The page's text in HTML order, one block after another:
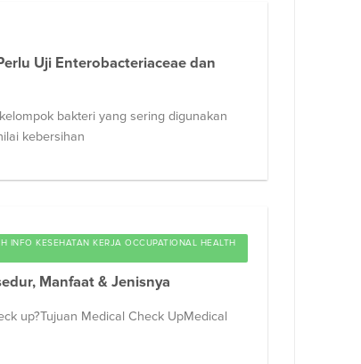
Uji Enterobacteriaceae dan
bakteri yang sering digunakan
kebersihan
INFO KESEHATAN KERJA OCCUPATIONAL HEALTH
Manfaat & Jenisnya
up?Tujuan Medical Check UpMedical